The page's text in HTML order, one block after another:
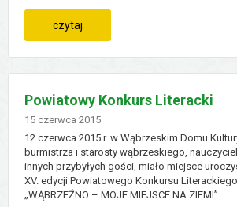
czytaj
międzyszkolny
matematyczny
Powiatowy Konkurs Literacki
Dodano
15 czerwca 2015
12 czerwca 2015 r. w Wąbrzeskim Domu
burmistrza i starosty wąbrzeskiego,
innych przybyłych gości, miało miejsce
XV. edycji Powiatowego Konkursu
„WĄBRZEŹNO – MOJE MIEJSCE NA ZIEMI”.